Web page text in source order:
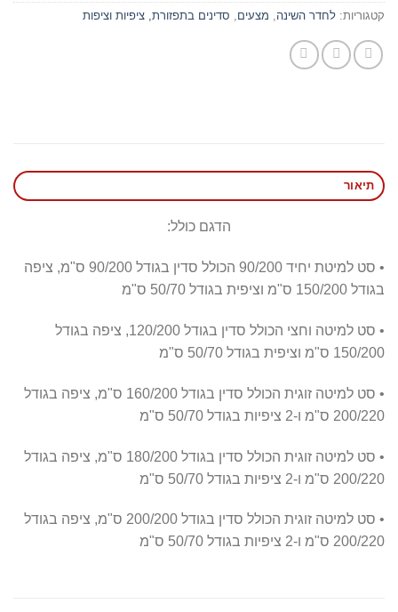
קטגוריות: לחדר השינה מצעים סדינים בתפזורת, ציפיות וציפות
תיאור
הדגם כולל:
• סט למיטת יחיד 90/200 הכולל סדין בגודל 90/200 ס"מ, ציפה
בגודל 150/200 ס"מ וציפית בגודל 50/70 ס"מ
• סט למיטה וחצי הכולל סדין בגודל 120/200, ציפה בגודל
150/200 ס"מ וציפית בגודל 50/70 ס"מ
• סט למיטה זוגית הכולל סדין בגודל 160/200 ס"מ, ציפה בגודל
200/220 ס"מ ו-2 ציפיות בגודל 50/70 ס"מ
• סט למיטה זוגית הכולל סדין בגודל 180/200 ס"מ, ציפה בגודל
200/220 ס"מ ו-2 ציפיות בגודל 50/70 ס"מ
• סט למיטה זוגית הכולל סדין בגודל 200/200 ס"מ, ציפה בגודל
200/220 ס"מ ו-2 ציפיות בגודל 50/70 ס"מ